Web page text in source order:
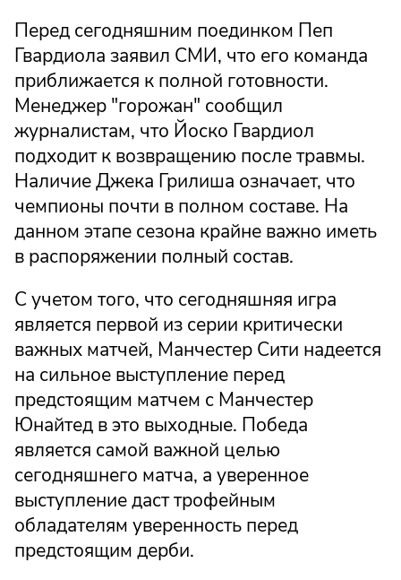
Перед сегодняшним поединком Пеп
Гвардиола заявил СМИ, что его команда
приближается к полной готовности.
Менеджер "горожан" сообщил
журналистам, что Йоско Гвардиол
подходит к возвращению после травмы.
Наличие Джека Грилиша означает, что
чемпионы почти в полном составе. На
данном этапе сезона крайне важно иметь
в распоряжении полный состав.
С учетом того, что сегодняшняя игра
является первой из серии критически
важных матчей, Манчестер Сити надеется
на сильное выступление перед
предстоящим матчем с Манчестер
Юнайтед в это выходные. Победа
является самой важной целью
сегодняшнего матча, а уверенное
выступление даст трофейным
обладателям уверенность перед
предстоящим дерби.